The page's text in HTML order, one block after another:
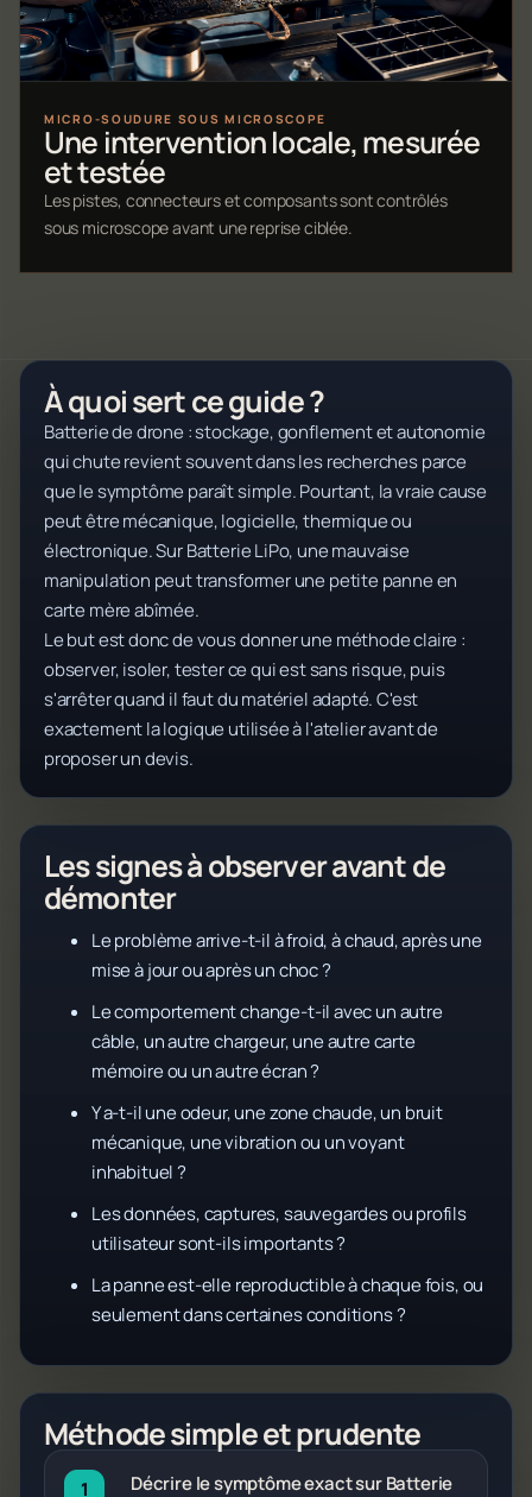
MICRO-SOUDURE SOUS MICROSCOPE
Une intervention locale, mesurée
et testée
Les pistes, connecteurs et composants sont contrôlés
sous microscope avant une reprise ciblée.
À quoi sert ce guide ?
Batterie de drone : stockage, gonflement et autonomie
qui chute revient souvent dans les recherches parce
que le symptôme paraît simple. Pourtant, la vraie cause
peut être mécanique, logicielle, thermique ou
électronique. Sur Batterie LiPo, une mauvaise
manipulation peut transformer une petite panne en
carte mère abîmée.
Le but est donc de vous donner une méthode claire :
observer, isoler, tester ce qui est sans risque, puis
s'arrêter quand il faut du matériel adapté. C'est
exactement la logique utilisée à l'atelier avant de
proposer un devis.
Les signes à observer avant de
démonter
Le problème arrive-t-il à froid, à chaud, après une
mise à jour ou après un choc ?
Le comportement change-t-il avec un autre
câble, un autre chargeur, une autre carte
mémoire ou un autre écran ?
Y a-t-il une odeur, une zone chaude, un bruit
mécanique, une vibration ou un voyant
inhabituel ?
Les données, captures, sauvegardes ou profils
utilisateur sont-ils importants ?
La panne est-elle reproductible à chaque fois, ou
seulement dans certaines conditions ?
Méthode simple et prudente
Décrire le symptôme exact sur Batterie